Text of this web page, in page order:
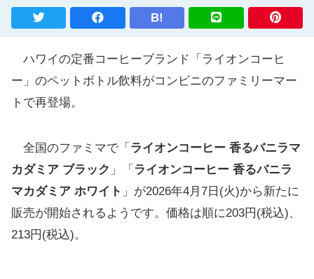
B!
ハワイの定番コーヒーブランド「ライオンコーヒ
ー」のペットボトル飲料がコンビニのファミリーマー
トで再登場。
全国のファミマで「 ライオンコーヒー 香るバニラマ
カダミア ブラック 」「 ライオンコーヒー 香るバニラ
マカダミア ホワイト 」が2026年4月7日(火)から新たに
販売が開始されるようです。価格は順に203円(税込)、
213円(税込)。